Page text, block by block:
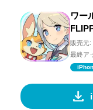
ワー
販売元:
最終ア